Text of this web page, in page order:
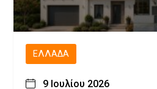
ΕΛΛΆΔΑ
9 Ιουλίου 2026